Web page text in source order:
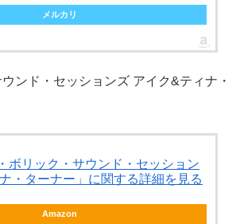
メルカリ
ンド・セッションズ アイク&ティナ・
ボリック・サウンド・セッション
・ターナー」に関する詳細を見る
Amazon